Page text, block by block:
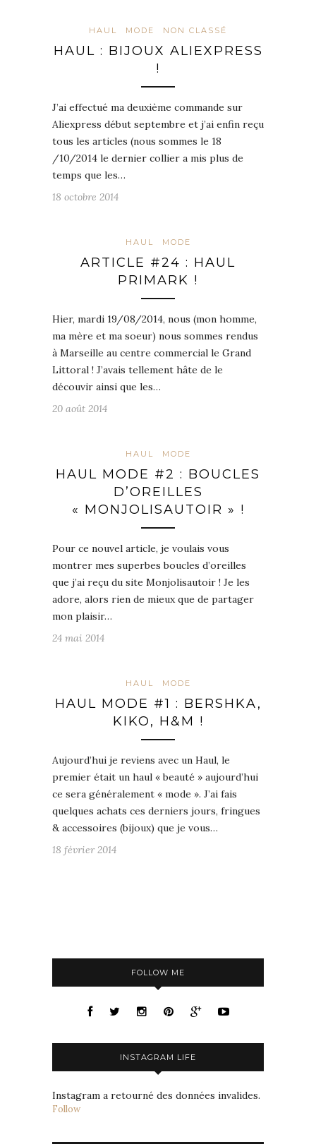
HAUL MODE NON CLASSÉ
HAUL : BIJOUX ALIEXPRESS
!
J’ai effectué ma deuxième commande sur
Aliexpress début septembre et j’ai enfin reçu
tous les articles (nous sommes le 18
/10/2014 le dernier collier a mis plus de
temps que les…
18 octobre 2014
HAUL MODE
ARTICLE #24 : HAUL
PRIMARK !
Hier, mardi 19/08/2014, nous (mon homme,
ma mère et ma soeur) nous sommes rendus
à Marseille au centre commercial le Grand
Littoral ! J’avais tellement hâte de le
découvir ainsi que les…
20 août 2014
HAUL MODE
HAUL MODE #2 : BOUCLES
D’OREILLES
« MONJOLISAUTOIR » !
Pour ce nouvel article, je voulais vous
montrer mes superbes boucles d’oreilles
que j’ai reçu du site Monjolisautoir ! Je les
adore, alors rien de mieux que de partager
mon plaisir…
24 mai 2014
HAUL MODE
HAUL MODE #1 : BERSHKA,
KIKO, H&M !
Aujourd’hui je reviens avec un Haul, le
premier était un haul « beauté » aujourd’hui
ce sera généralement « mode ». J’ai fais
quelques achats ces derniers jours, fringues
& accessoires (bijoux) que je vous…
18 février 2014
FOLLOW ME
INSTAGRAM LIFE
Instagram a retourné des données invalides.
Follow